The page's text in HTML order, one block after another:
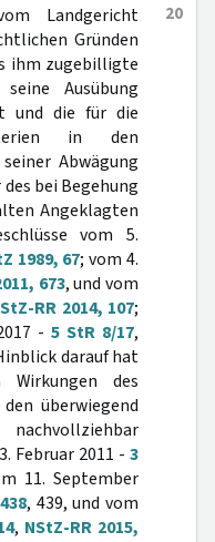
20
Landgericht
Gründen
ihm zugebilligte
Ausübung
und die für die
in den
Abwägung
bei Begehung
Angeklagten
vom 5.
1989, 67; vom 4.
673, und vom
RR 2014, 107;
- 5 StR 8/17,
darauf hat
des
überwiegend
Februar 2011 - 3
11. September
, 439, und vom
, NStZ-RR 2015,